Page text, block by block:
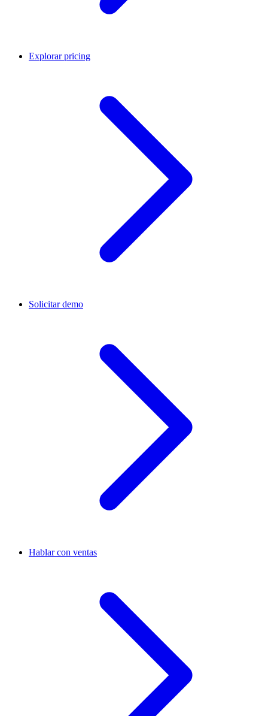
Explorar pricing
Solicitar demo
Hablar con ventas